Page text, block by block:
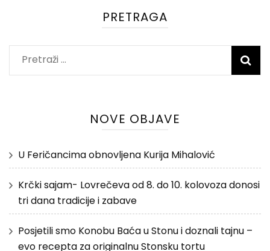
PRETRAGA
Pretraži:
NOVE OBJAVE
U Feričancima obnovljena Kurija Mihalović
Krčki sajam- Lovrečeva od 8. do 10. kolovoza donosi
tri dana tradicije i zabave
Posjetili smo Konobu Baća u Stonu i doznali tajnu –
evo recepta za originalnu Stonsku tortu